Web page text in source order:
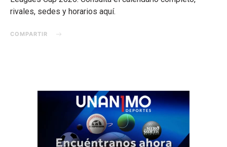
rivales, sedes y horarios aquí.
COMPARTIR